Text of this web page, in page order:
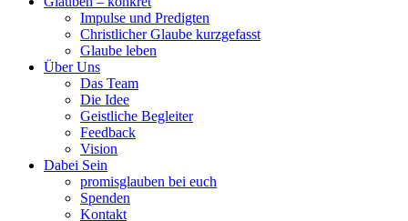
Impulse und Predigten
Christlicher Glaube kurzgefasst
Glaube leben
Über Uns
Das Team
Die Idee
Geistliche Begleiter
Feedback
Vision
Dabei Sein
promisglauben bei euch
Spenden
Kontakt